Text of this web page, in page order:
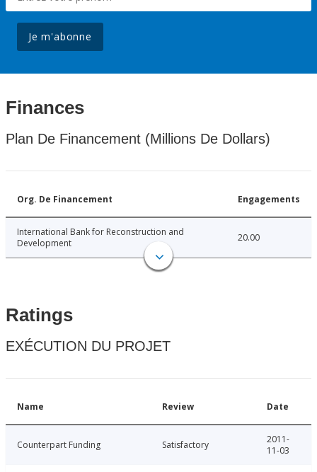
Je m'abonne
Finances
Plan De Financement (Millions De Dollars)
Org. De Financement Engagements
International Bank for Reconstruction and
Development
20.00
Ratings
EXÉCUTION DU PROJET
Name Review Date
Counterpart Funding Satisfactory
2011-
11-03